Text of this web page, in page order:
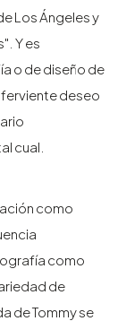
Los Ángeles y
Y es
o de diseño de
ferviente deseo
cual.
como
como
de
de Tommy se